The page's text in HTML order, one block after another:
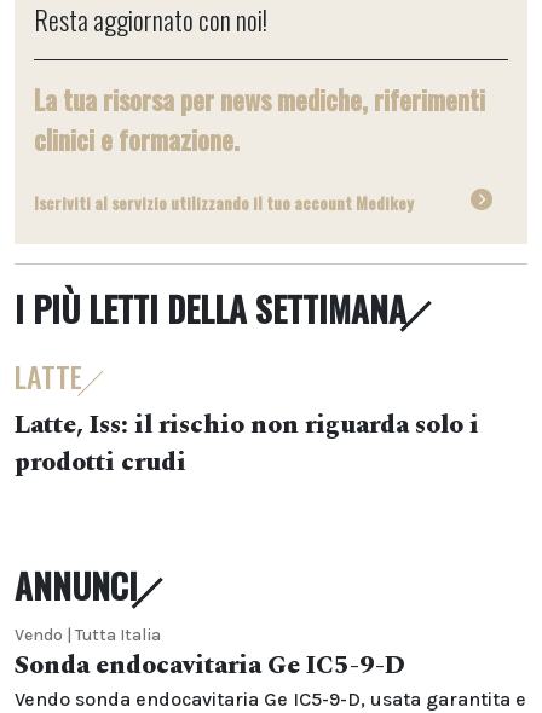
Resta aggiornato con noi!
La tua risorsa per news mediche, riferimenti
clinici e formazione.
Iscriviti al servizio utilizzando il tuo account Medikey
I PIÙ LETTI DELLA SETTIMANA
LATTE
Latte, Iss: il rischio non riguarda solo i
prodotti crudi
ANNUNCI
Vendo | Tutta Italia
Sonda endocavitaria Ge IC5-9-D
Vendo sonda endocavitaria Ge IC5-9-D, usata garantita e